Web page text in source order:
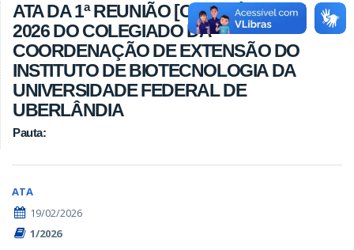
ATA DA 1ª REUNIÃO [ORDINÁRIA] DE
2026 DO COLEGIADO DA
COORDENAÇÃO DE EXTENSÃO DO
INSTITUTO DE BIOTECNOLOGIA DA
UNIVERSIDADE FEDERAL DE
UBERLÂNDIA
Pauta:
ATA
19/02/2026
1/2026